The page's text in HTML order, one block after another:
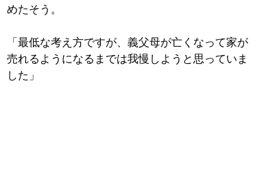
めたそう。
「最低な考え方ですが、義父母が亡くなって家が
売れるようになるまでは我慢しようと思っていま
した」